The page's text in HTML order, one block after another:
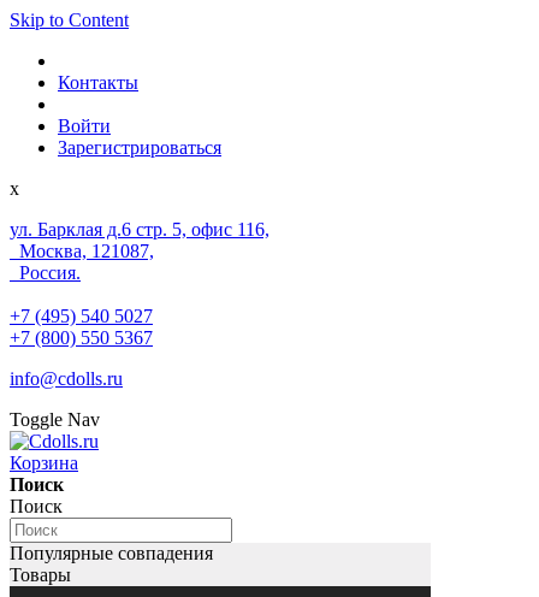
Skip to Content
Контакты
Войти
Зарегистрироваться
x
ул. Барклая д.6 стр. 5, офис 116,
Москва, 121087,
Россия.
+7 (495) 540 5027
+7 (800) 550 5367
info@cdolls.ru
Toggle Nav
Корзина
Поиск
Поиск
Популярные совпадения
Товары